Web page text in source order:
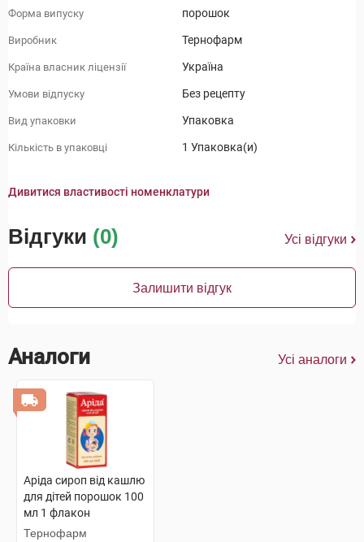
Форма випуску порошок
Виробник Тернофарм
Країна власник ліцензії Україна
Умови відпуску Без рецепту
Вид упаковки Упаковка
Кількість в упаковці 1 Упаковка(и)
Дивитися властивості номенклатури
Відгуки (0) Усі відгуки
Залишити відгук
Аналоги Усі аналоги
Аріда сироп від кашлю
для дітей порошок 100
мл 1 флакон
Тернофарм